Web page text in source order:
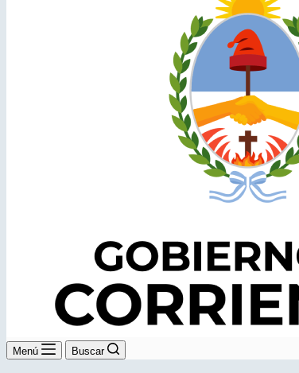
Menú Buscar